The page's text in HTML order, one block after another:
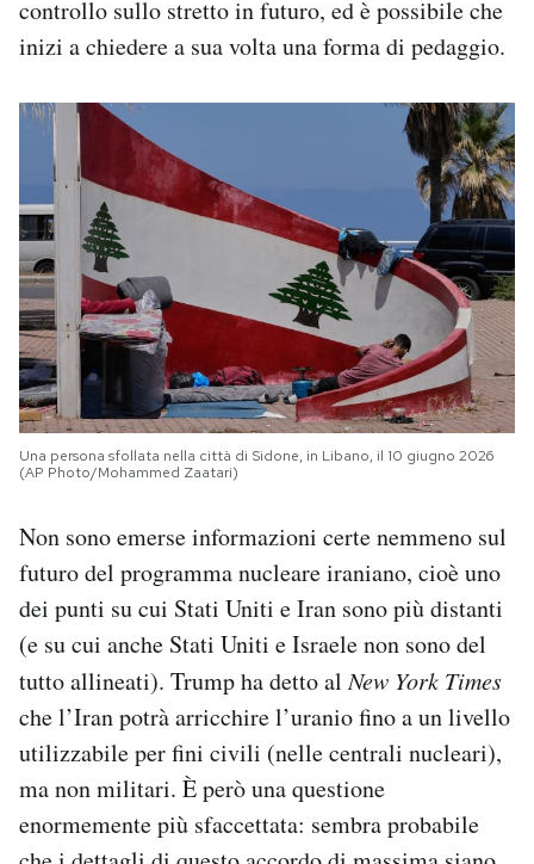
controllo sullo stretto in futuro, ed è possibile che
inizi a chiedere a sua volta una forma di pedaggio.
Una persona sfollata nella città di Sidone, in Libano, il 10 giugno 2026
(AP Photo/Mohammed Zaatari)
Non sono emerse informazioni certe nemmeno sul
futuro del programma nucleare iraniano, cioè uno
dei punti su cui Stati Uniti e Iran sono più distanti
(e su cui anche Stati Uniti e Israele non sono del
tutto allineati). Trump ha detto alNew York Times
che l’Iran potrà arricchire l’uranio fino a un livello
utilizzabile per fini civili (nelle centrali nucleari),
ma non militari. È però una questione
enormemente più sfaccettata: sembra probabile